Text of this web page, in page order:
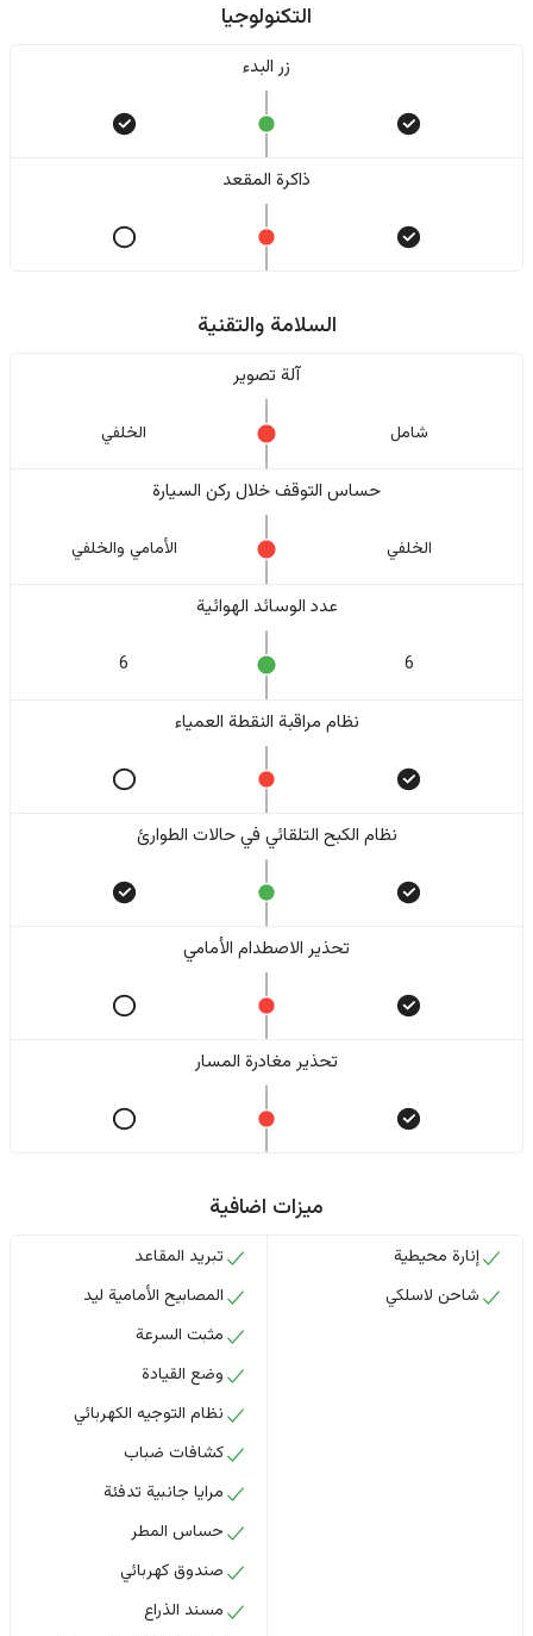
التكنولوجيا
زر البدء
ذاكرة المقعد
السلامة والتقنية
آلة تصوير
شامل الخلفي
حساس التوقف خلال ركن السيارة
الخلفي الأمامي والخلفي
عدد الوسائد الهوائية
6
6
نظام مراقبة النقطة العمياء
نظام الكبح التلقائي في حالات الطوارئ
تحذير الاصطدام الأمامي
تحذير مغادرة المسار
ميزات اضافية
إنارة محيطية
شاحن لاسلكي
تبريد المقاعد
المصابيح الأمامية ليد
مثبت السرعة
وضع القيادة
نظام التوجيه الكهربائي
كشافات ضباب
مرايا جانبية تدفئة
حساس المطر
صندوق كهربائي
مسند الذراع